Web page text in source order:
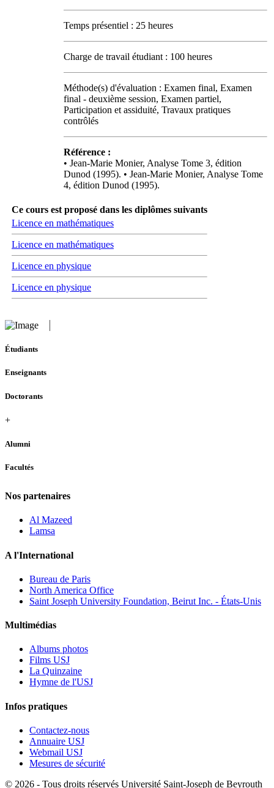
Temps présentiel : 25 heures
Charge de travail étudiant : 100 heures
Méthode(s) d'évaluation : Examen final, Examen
final - deuxième session, Examen partiel,
Participation et assiduité, Travaux pratiques
contrôlés
Référence :
• Jean-Marie Monier, Analyse Tome 3, édition
Dunod (1995). • Jean-Marie Monier, Analyse Tome
4, édition Dunod (1995).
Ce cours est proposé dans les diplômes suivants
Licence en mathématiques
Licence en mathématiques
Licence en physique
Licence en physique
Étudiants
Enseignants
Doctorants
+
Alumni
Facultés
Nos partenaires
Al Mazeed
Lamsa
A l'International
Bureau de Paris
North America Office
Saint Joseph University Foundation, Beirut Inc. - États-Unis
Multimédias
Albums photos
Films USJ
La Quinzaine
Hymne de l'USJ
Infos pratiques
Contactez-nous
Annuaire USJ
Webmail USJ
Mesures de sécurité
© 2026 - Tous droits réservés Université Saint-Joseph de Beyrouth